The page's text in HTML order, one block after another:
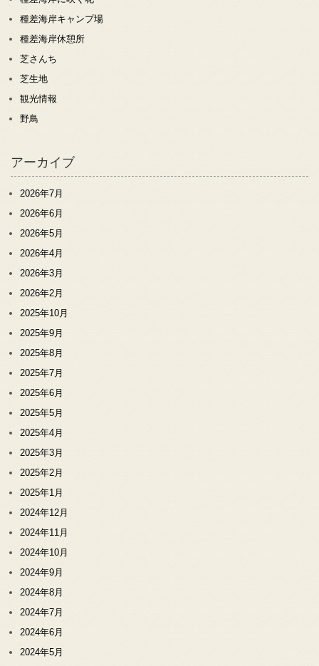
種差海岸キャンプ場
種差海岸休憩所
芝さんち
芝生地
観光情報
野鳥
アーカイブ
2026年7月
2026年6月
2026年5月
2026年4月
2026年3月
2026年2月
2025年10月
2025年9月
2025年8月
2025年7月
2025年6月
2025年5月
2025年4月
2025年3月
2025年2月
2025年1月
2024年12月
2024年11月
2024年10月
2024年9月
2024年8月
2024年7月
2024年6月
2024年5月